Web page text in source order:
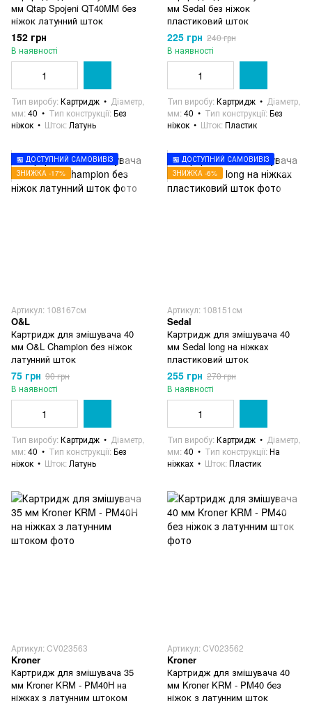
мм Qtap Spojeni QT40MM без
ніжок латунний шток
152 грн
В наявності
Тип виробу Картридж
Діаметр,
мм 40 Тип конструкції Без
ніжок
Шток Латунь
мм Sedal без ніжок
пластиковий шток
225 грн 240 грн
В наявності
Тип виробу Картридж
Діаметр,
мм 40 Тип конструкції Без
ніжок
Шток Пластик
🏪 ДОСТУПНИЙ САМОВИВІЗ
ЗНИЖКА -17%
Артикул: 108167см
O&L
Картридж для змішувача 40
мм O&L Champion без ніжок
латунний шток
75 грн 90 грн
В наявності
Тип виробу Картридж
Діаметр,
мм 40 Тип конструкції Без
ніжок
Шток Латунь
🏪 ДОСТУПНИЙ САМОВИВІЗ
ЗНИЖКА -6%
Артикул: 108151см
Sedal
Картридж для змішувача 40
мм Sedal long на ніжках
пластиковий шток
255 грн 270 грн
В наявності
Тип виробу Картридж
Діаметр,
мм 40 Тип конструкції На
ніжках
Шток Пластик
Артикул: CV023563
Kroner
Картридж для змішувача 35
мм Kroner KRM - PM40H на
ніжках з латунним штоком
Артикул: CV023562
Kroner
Картридж для змішувача 40
мм Kroner KRM - PM40 без
ніжок з латунним шток